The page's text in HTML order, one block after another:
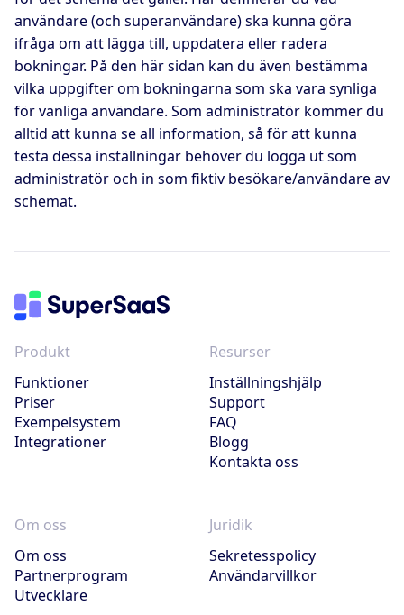
användare (och superanvändare) ska kunna göra
ifråga om att lägga till, uppdatera eller radera
bokningar. På den här sidan kan du även bestämma
vilka uppgifter om bokningarna som ska vara synliga
för vanliga användare. Som administratör kommer du
alltid att kunna se all information, så för att kunna
testa dessa inställningar behöver du logga ut som
administratör och in som fiktiv besökare/användare av
schemat.
Produkt
Funktioner
Priser
Exempelsystem
Integrationer
Resurser
Inställningshjälp
Support
FAQ
Blogg
Kontakta oss
Om oss
Om oss
Partnerprogram
Utvecklare
Juridik
Sekretesspolicy
Användarvillkor